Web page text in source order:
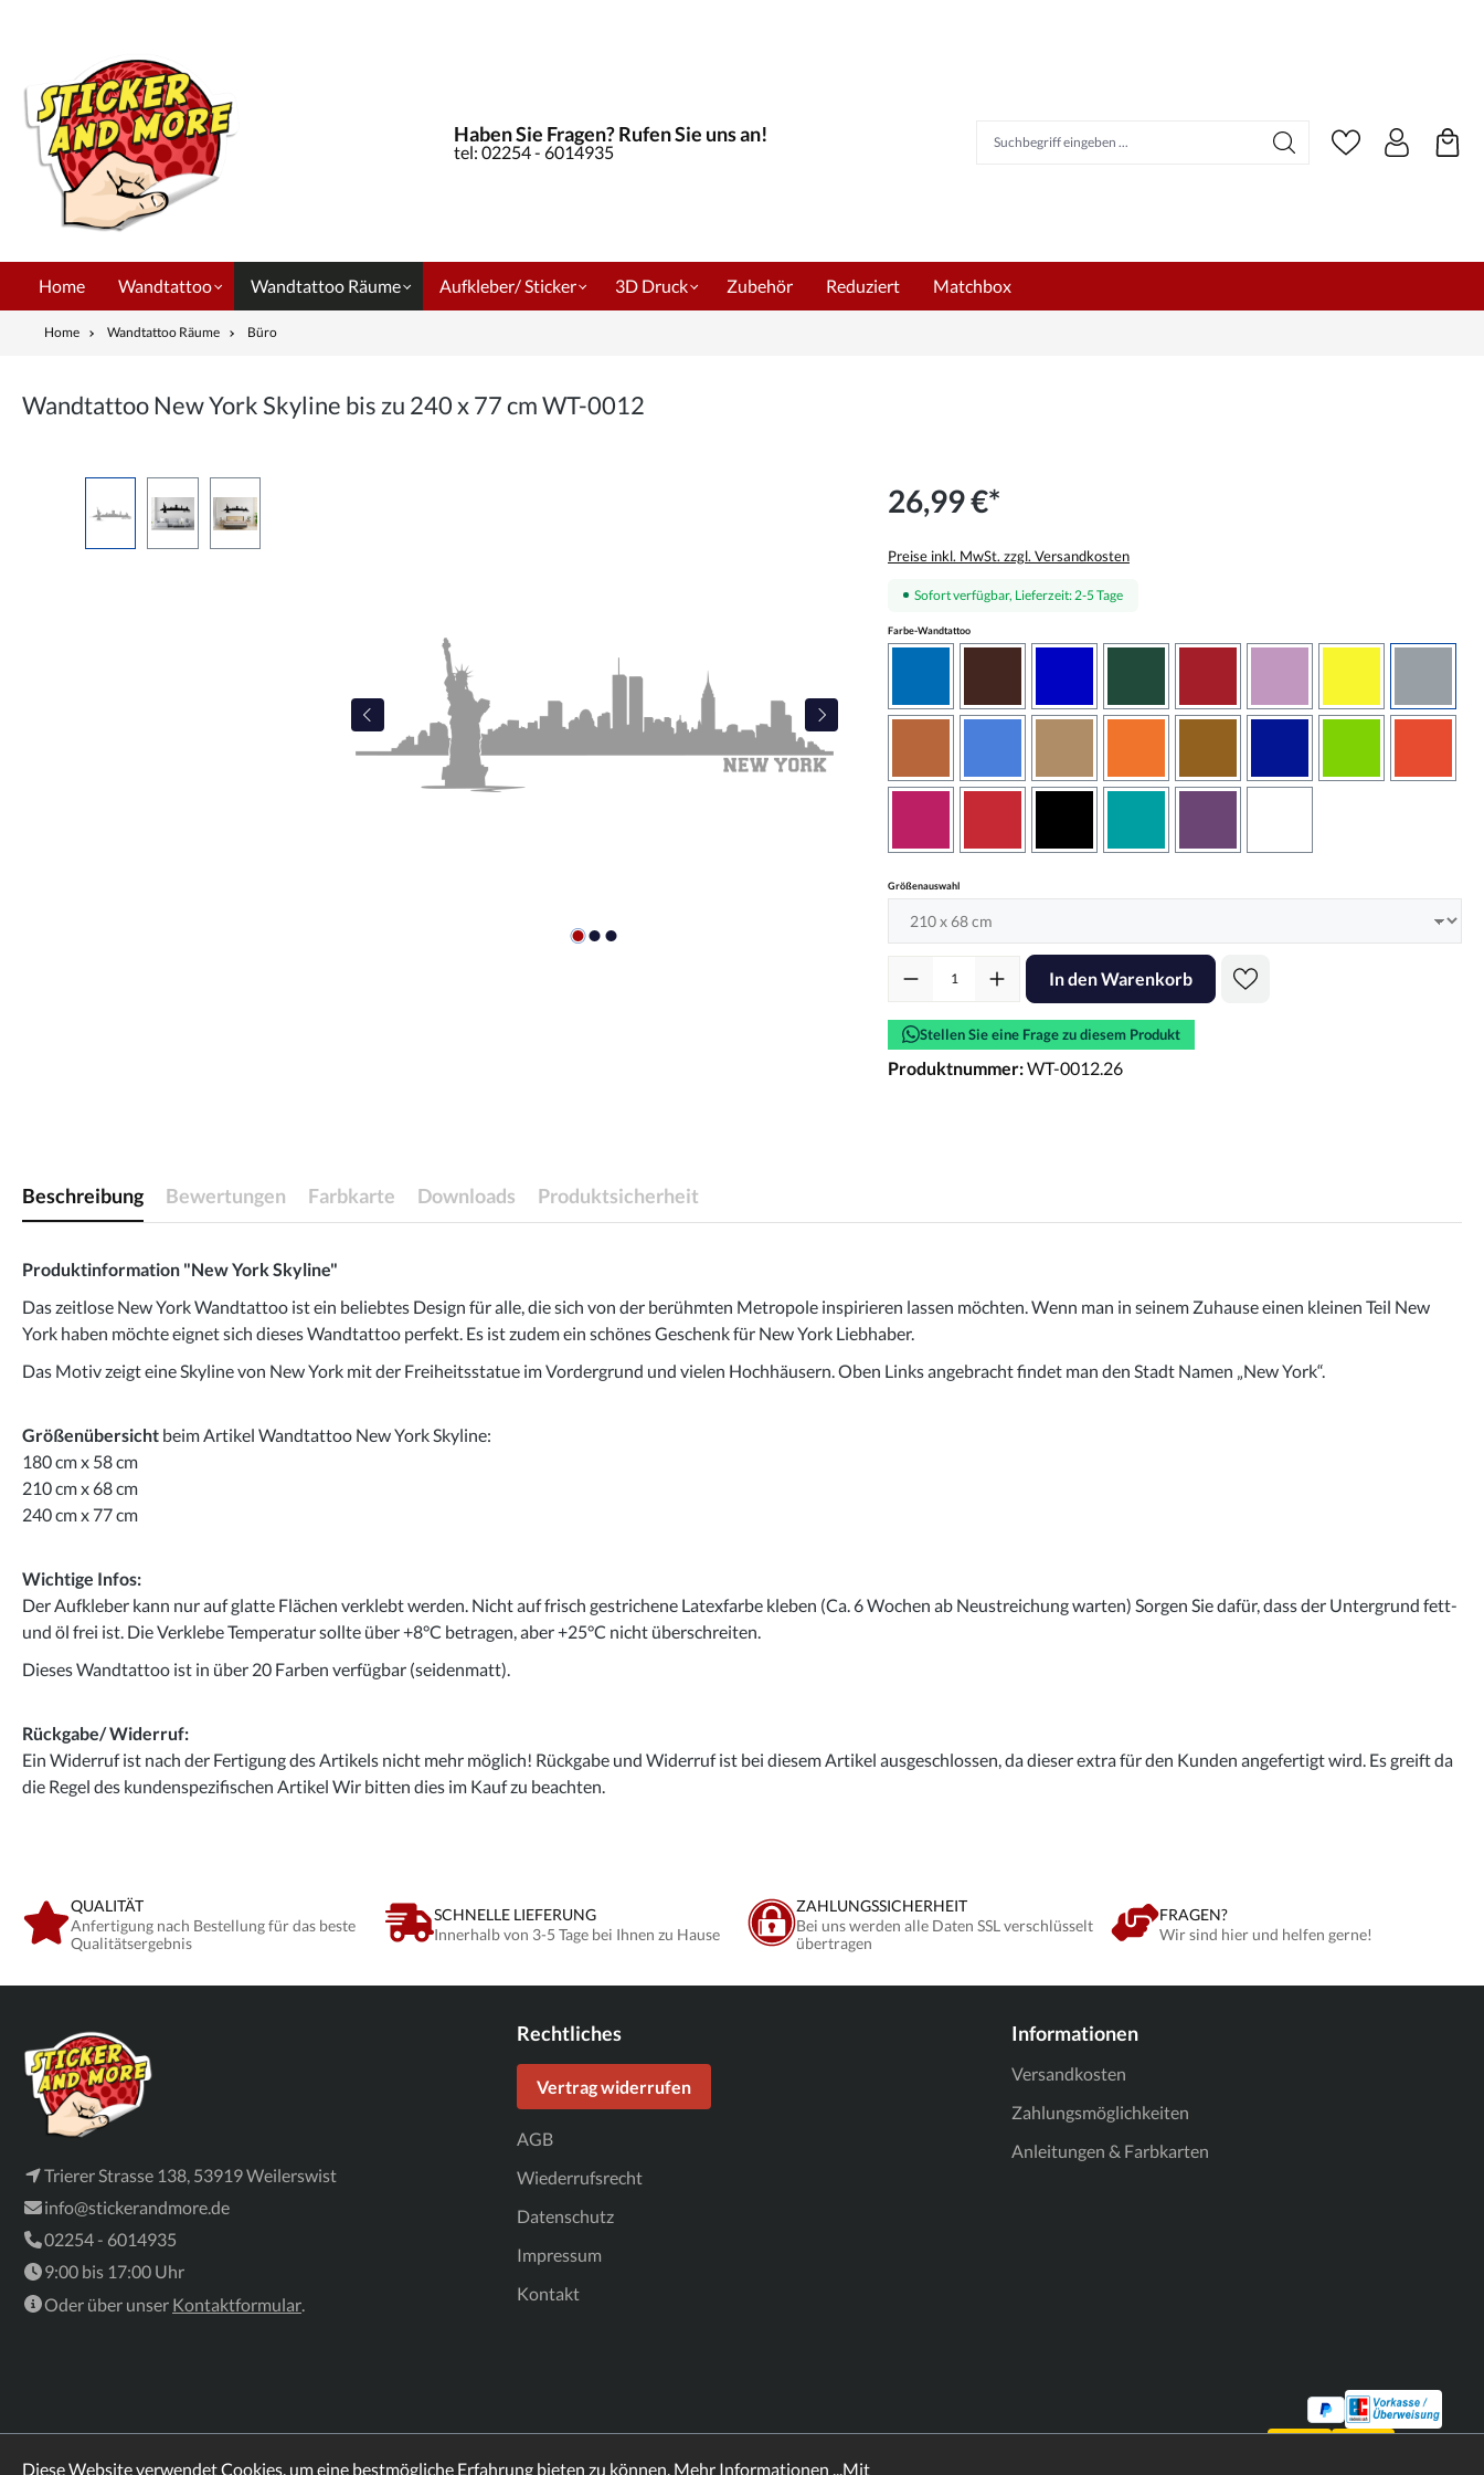
Haben Sie Fragen? Rufen Sie uns an!
tel: 02254 - 6014935
Home Wandtattoo Wandtattoo Räume Aufkleber/ Sticker 3D Druck Zubehör Reduziert Matchbox
Home Wandtattoo Räume Büro
Wandtattoo New York Skyline bis zu 240 x 77 cm WT-0012
26,99 €*
Preise inkl. MwSt. zzgl. Versandkosten
Sofort verfügbar, Lieferzeit: 2-5 Tage
Farbe-Wandtattooauswählen
Größenauswahlauswählen
Produkt Anzahl: Gib den gewünschten Wert ein oder benutze die Schaltflächen
In den Warenkorb
Stellen Sie eine Frage zu diesem Produkt
Produktnummer:WT-0012.26
Beschreibung Bewertungen Farbkarte Downloads Produktsicherheit
Produktinformation "New York Skyline"
Das zeitlose New York Wandtattoo ist ein beliebtes Design für alle, die sich von der berühmten Metropole inspirieren lassen möchten. Wenn man in seinem Zuhause einen kleinen Teil New
York haben möchte eignet sich dieses Wandtattoo perfekt. Es ist zudem ein schönes Geschenk für New York Liebhaber.
Das Motiv zeigt eine Skyline von New York mit der Freiheitsstatue im Vordergrund und vielen Hochhäusern. Oben Links angebracht findet man den Stadt Namen „New York“.
Größenübersicht beim Artikel Wandtattoo New York Skyline:
180 cm x 58 cm
210 cm x 68 cm
240 cm x 77 cm
Wichtige Infos:
Der Aufkleber kann nur auf glatte Flächen verklebt werden. Nicht auf frisch gestrichene Latexfarbe kleben (Ca. 6 Wochen ab Neustreichung warten) Sorgen Sie dafür, dass der Untergrund fett-
und öl frei ist. Die Verklebe Temperatur sollte über +8°C betragen, aber +25°C nicht überschreiten.
Dieses Wandtattoo ist in über 20 Farben verfügbar (seidenmatt).
Rückgabe/ Widerruf:
Ein Widerruf ist nach der Fertigung des Artikels nicht mehr möglich! Rückgabe und Widerruf ist bei diesem Artikel ausgeschlossen, da dieser extra für den Kunden angefertigt wird. Es greift da
die Regel des kundenspezifischen Artikel Wir bitten dies im Kauf zu beachten.
QUALITÄT
Anfertigung nach Bestellung für das beste
Qualitätsergebnis
SCHNELLE LIEFERUNG
Innerhalb von 3-5 Tage bei Ihnen zu Hause
ZAHLUNGSSICHERHEIT
Bei uns werden alle Daten SSL verschlüsselt
übertragen
FRAGEN?
Wir sind hier und helfen gerne!
Trierer Strasse 138, 53919 Weilerswist
info@stickerandmore.de
02254 - 6014935
9:00 bis 17:00 Uhr
Oder über unser Kontaktformular.
Rechtliches
Vertrag widerrufen
AGB
Wiederrufsrecht
Datenschutz
Impressum
Kontakt
Informationen
Versandkosten
Zahlungsmöglichkeiten
Anleitungen & Farbkarten
Diese Website verwendet Cookies, um eine bestmögliche Erfahrung bieten zu können. Mehr Informationen ...Mit